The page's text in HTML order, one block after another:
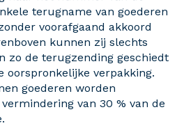
terugname van goederen
voorafgaand akkoord
kunnen zij slechts
zo de terugzending geschiedt
oorspronkelijke verpakking.
goederen worden
van 30 % van de